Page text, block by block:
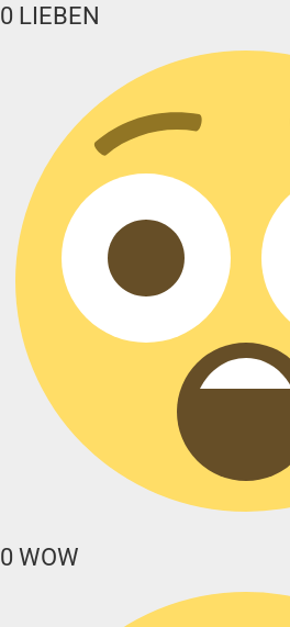
0 LIEBEN
0 WOW